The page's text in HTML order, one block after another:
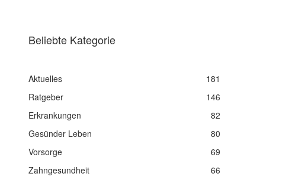
Beliebte Kategorie
Aktuelles
181
Ratgeber
146
Erkrankungen
82
Gesünder Leben
80
Vorsorge
69
Zahngesundheit
66